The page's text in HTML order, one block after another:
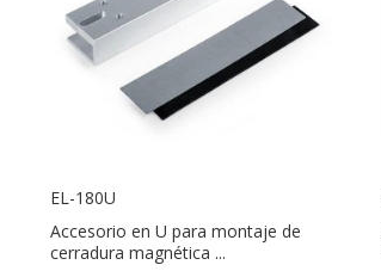
EL-180U
Accesorio en U para montaje de
cerradura magnética ...